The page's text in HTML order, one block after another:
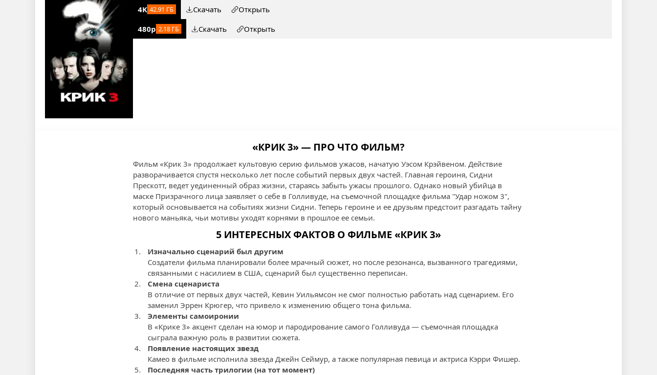
4K 42.91 ГБ Скачать
Открыть
480p 2.18 ГБ Скачать Открыть
«КРИК 3» — ПРО ЧТО ФИЛЬМ?
Фильм «Крик 3» продолжает культовую серию фильмов ужасов, начатую Уэсом Крэйвеном. Действие
разворачивается спустя несколько лет после событий первых двух частей. Главная героиня, Сидни
Прескотт, ведет уединенный образ жизни, стараясь забыть ужасы прошлого. Однако новый убийца в
маске Призрачного лица заявляет о себе в Голливуде, на съемочной площадке фильма "Удар ножом 3",
который основывается на событиях жизни Сидни. Теперь героине и ее друзьям предстоит разгадать тайну
нового маньяка, чьи мотивы уходят корнями в прошлое ее семьи.
5 ИНТЕРЕСНЫХ ФАКТОВ О ФИЛЬМЕ «КРИК 3»
Изначально сценарий был другим
Создатели фильма планировали более мрачный сюжет, но после резонанса, вызванного трагедиями,
связанными с насилием в США, сценарий был существенно переписан.
Смена сценариста
В отличие от первых двух частей, Кевин Уильямсон не смог полностью работать над сценарием. Его
заменил Эррен Крюгер, что привело к изменению общего тона фильма.
Элементы самоиронии
В «Крике 3» акцент сделан на юмор и пародирование самого Голливуда — съемочная площадка
сыграла важную роль в развитии сюжета.
Появление настоящих звезд
Камео в фильме исполнила звезда Джейн Сеймур, а также популярная певица и актриса Кэрри Фишер.
Последняя часть трилогии (на тот момент)